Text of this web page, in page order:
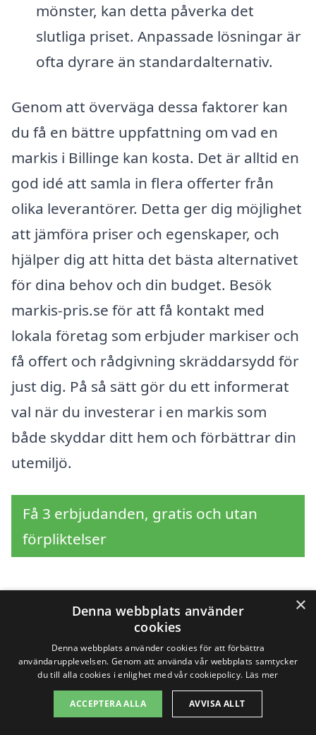
mönster, kan detta påverka det
slutliga priset. Anpassade lösningar är
ofta dyrare än standardalternativ.
Genom att överväga dessa faktorer kan
du få en bättre uppfattning om vad en
markis i Billinge kan kosta. Det är alltid en
god idé att samla in flera offerter från
olika leverantörer. Detta ger dig möjlighet
att jämföra priser och egenskaper, och
hjälper dig att hitta det bästa alternativet
för dina behov och din budget. Besök
markis-pris.se för att få kontakt med
lokala företag som erbjuder markiser och
få offert och rådgivning skräddarsydd för
just dig. På så sätt gör du ett informerat
val när du investerar i en markis som
både skyddar ditt hem och förbättrar din
utemiljö.
Få 3 erbjudanden, gratis och utan
förpliktelser
Sök efter en
professionell för markis
i andra städer nära
Billinge
×
Denna webbplats använder
cookies
Denna webbplats använder cookies för att förbättra
användarupplevelsen. Genom att använda vår webbplats samtycker
du till alla cookies i enlighet med vår cookiepolicy. Läs mer
ACCEPTERA ALLA AVVISA ALLT